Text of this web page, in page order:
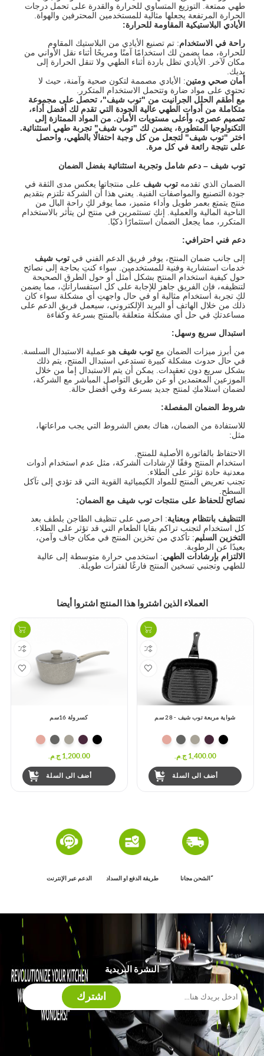
طهي ممتعة. التوزيع المتساوي للحرارة والقدرة على تحمل درجات
الحرارة المرتفعة يجعلها مثالية للمستخدمين المحترفين والهواة.
الأيادي البلاستيكية المقاومة للحرارة:
راحة في الاستخدام: تم تصنيع الأيادي من البلاستيك المقاوم
للحرارة، مما يضمن لك استخدامًا آمنًا ومريحًا أثناء نقل الأواني من
مكان لآخر. الأيادي تظل باردة أثناء الطهي ولا تنقل الحرارة إلى
يديك.
أمان صحي ومتين: الأيادي مصممة لتكون صحية وآمنة، حيث لا
تحتوي على مواد ضارة وتتحمل الاستخدام المتكرر.
مع أطقم الحلل الجرانيت من "توب شيف"، تحصل على مجموعة
متكاملة من أدوات الطهي عالية الجودة التي تقدم لك أفضل أداء،
تصميم عصري، وأعلى مستويات الأمان. من المواد الممتازة إلى
التكنولوجيا المتطورة، يضمن لك "توب شيف" تجربة طهي استثنائية.
اختر "توب شيف" لتجعل من كل وجبة احتفالًا بالطهي، واحصل
على نتيجة رائعة في كل مرة.
توب شيف–دعم شامل وتجربة استثنائية بفضل الضمان
الضمان الذي تقدمهتوب شيف على منتجاتها يعكس مدى الثقة في
جودة التصنيع والمواصفات الفنية. يعني هذا أن الشركة تلتزم بتقديم
منتج يتمتع بعمر طويل وأداء متميز، مما يوفر لكِ راحة البال من
الناحية المالية والعملية. إنكِ تستثمرين في منتج لن يتأثر بالاستخدام
المتكرر، مما يجعل الضمان استثمارًا ذكيًا.
دعم فني احترافي:
إلى جانب ضمان المنتج، يوفر فريق الدعم الفني فيتوب شيف
خدمات استشارية وفنية للمستخدمين. سواء كنتِ بحاجة إلى نصائح
حول كيفية استخدام المنتج بشكل أمثل أو حول الطرق الصحيحة
لتنظيفه، فإن الفريق جاهز للإجابة على كل استفساراتكِ، مما يضمن
لكِ تجربة استخدام مثالية او في حال واجهتِ أي مشكلة سواء كان
ذلك من خلال الهاتف أو البريد الإلكتروني، سيعمل فريق الدعم على
مساعدتكِ في حل أي مشكلة متعلقة بالمنتج بسرعة وكفاءة
استبدال سريع وسهل:
من أبرز ميزات الضمان معتوب شيف هو عملية الاستبدال السلسة.
في حال حدوث مشكلة كبيرة تستدعي استبدال المنتج، يتم ذلك
بشكل سريع دون تعقيدات. يمكن أن يتم الاستبدال إما من خلال
الموزعين المعتمدين أو عن طريق التواصل المباشر مع الشركة،
لضمان استلامكِ لمنتج جديد بسرعة وفي أفضل حالة.
شروط الضمان المفصلة:
للاستفادة من الضمان، هناك بعض الشروط التي يجب مراعاتها،
مثل:
الاحتفاظ بالفاتورة الأصلية للمنتج.
استخدام المنتج وفقًا لإرشادات الشركة، مثل عدم استخدام أدوات
معدنية حادة تؤثر على الطلاء.
تجنب تعريض المنتج للمواد الكيميائية القوية التي قد تؤدي إلى تآكل
السطح.
نصائح للحفاظ على منتجاتتوب شيف مع الضمان:
التنظيف بانتظام وبعناية: احرصي على تنظيف الطاجن بلطف بعد
كل استخدام لتجنب تراكم بقايا الطعام التي قد تؤثر على الطلاء.
التخزين السليم: تأكدي من تخزين المنتج في مكان جاف وآمن،
بعيدًا عن الرطوبة.
الالتزام بإرشادات الطهي: استخدمي حرارة متوسطة إلى عالية
للطهي وتجنبي تسخين المنتج فارغًا لفترات طويلة.
العملاء الذين اشتروا هذا المنتج اشتروا أيضا
شواية مربعة توب شيف - 28 سم
1,400.00 ج.م.‏
أضف الى السلة
كسرولة 16سم
1,200.00 ج.م.‏
أضف الى السلة
ًالشحن مجانا طريقة الدفع او السداد الدعم عبر الإنترنت
النشرة البريدية
اشترك